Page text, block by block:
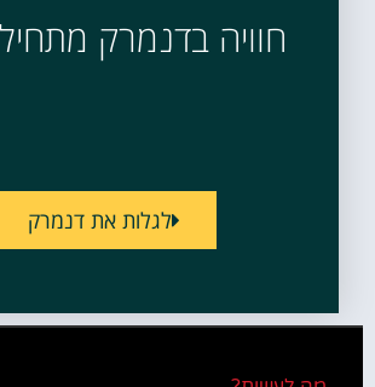
חוויה בדנמרק
לגלות את דנמרק